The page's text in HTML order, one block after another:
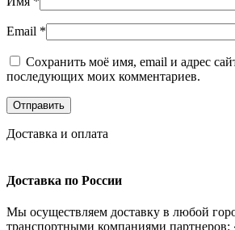
Email *
Сохранить моё имя, email и адрес
последующих моих комментариев.
Доставка и оплата
Доставка по России
Мы осуществляем доставку в любой
транспортными компаниями партнеров: